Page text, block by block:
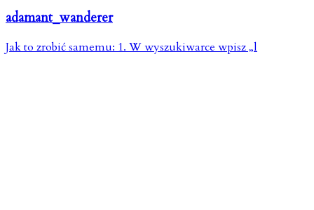
adamant_wanderer
Jak to zrobić samemu: 1. W wyszukiwarce wpisz „l